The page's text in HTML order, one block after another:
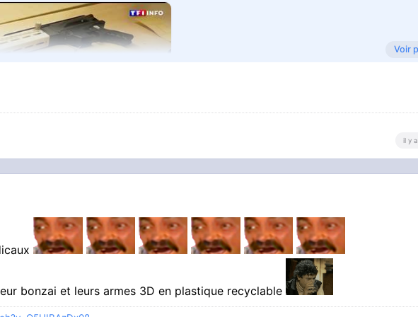
la nouvelle menace｜TF1
pas toujour l'extréme droite
Voir
il y
bonzai et leurs armes 3D en plastique recyclable